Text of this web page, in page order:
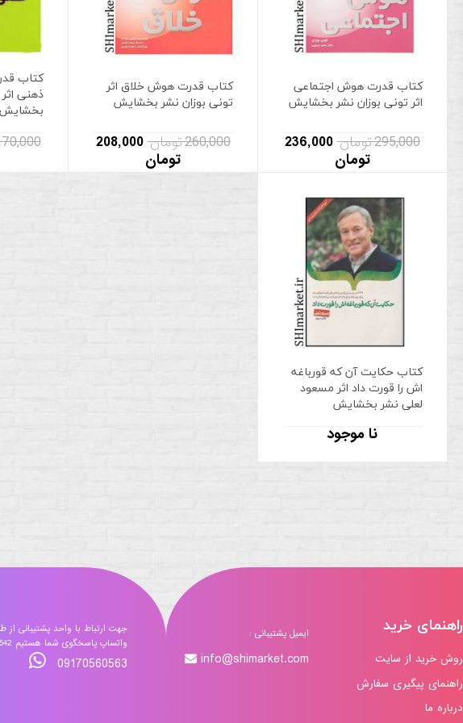
کتاب قدرت هوش اجتماعی
اثر تونی بوزان نشر بخشایش
295,000 تومان
236,000
تومان
کتاب قدرت هوش خلاق اثر
تونی بوزان نشر بخشایش
260,000 تومان
208,000
تومان
کتاب
ذهنی
بخشایش
170,000
کتاب حکایت آن که قورباغه
اش را قورت داد اثر مسعود
لعلی نشر بخشایش
نا موجود
راهنمای خرید
روش خرید از سایت
راهنمای پیگیری سفارش
درباره ما
ایمیل پشتیبانی :
info@shimarket.com
جهت ارتباط با واحد پشتیبانی از
واتساپ پاسخگوی شما هستیم 09173018542
09170560563